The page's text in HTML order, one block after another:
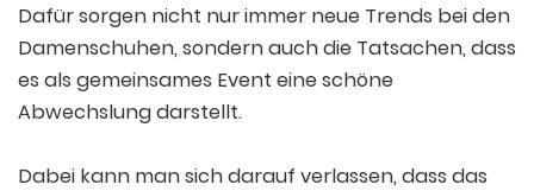
Dafür sorgen nicht nur immer neue Trends bei den
Damenschuhen, sondern auch die Tatsachen, dass
es als gemeinsames Event eine schöne
Abwechslung darstellt.
Dabei kann man sich darauf verlassen, dass das